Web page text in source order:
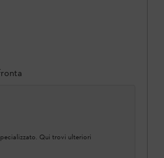
Qui trovi ulteriori